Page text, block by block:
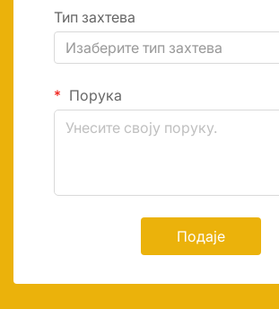
Тип захтева
Изаберите тип захтева
Порука
Подаје